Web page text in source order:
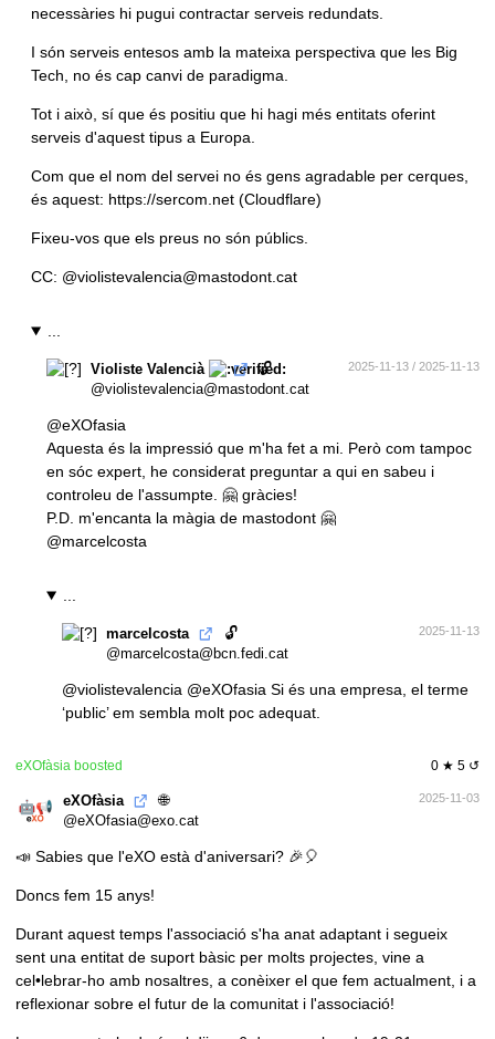
necessàries hi pugui contractar serveis redundats.
I són serveis entesos amb la mateixa perspectiva que les Big
Tech, no és cap canvi de paradigma.
Tot i això, sí que és positiu que hi hagi més entitats oferint
serveis d'aquest tipus a Europa.
Com que el nom del servei no és gens agradable per cerques,
és aquest: https://sercom.net (Cloudflare)
Fixeu-vos que els preus no són públics.
CC: @violistevalencia@mastodont.cat
Violiste Valencià 🔓 2025-11-13 / 2025-11-13
@violistevalencia@mastodont.cat
@eXOfasia
Aquesta és la impressió que m'ha fet a mi. Però com tampoc
en sóc expert, he considerat preguntar a qui en sabeu i
controleu de l'assumpte. 🤗 gràcies!
P.D. m'encanta la màgia de mastodont 🤗
@marcelcosta
marcelcosta 🔓 2025-11-13
@marcelcosta@bcn.fedi.cat
@violistevalencia @eXOfasia Si és una empresa, el terme
‘public’ em sembla molt poc adequat.
0 ★ 5 ↺
eXOfàsia boosted
eXOfàsia 🌐 2025-11-03
@eXOfasia@exo.cat
📣 Sabies que l'eXO està d'aniversari? 🎉🎈
Doncs fem 15 anys!
Durant aquest temps l'associació s'ha anat adaptant i segueix
sent una entitat de suport bàsic per molts projectes, vine a
cel•lebrar-ho amb nosaltres, a conèixer el que fem actualment, i a
reflexionar sobre el futur de la comunitat i l'associació!